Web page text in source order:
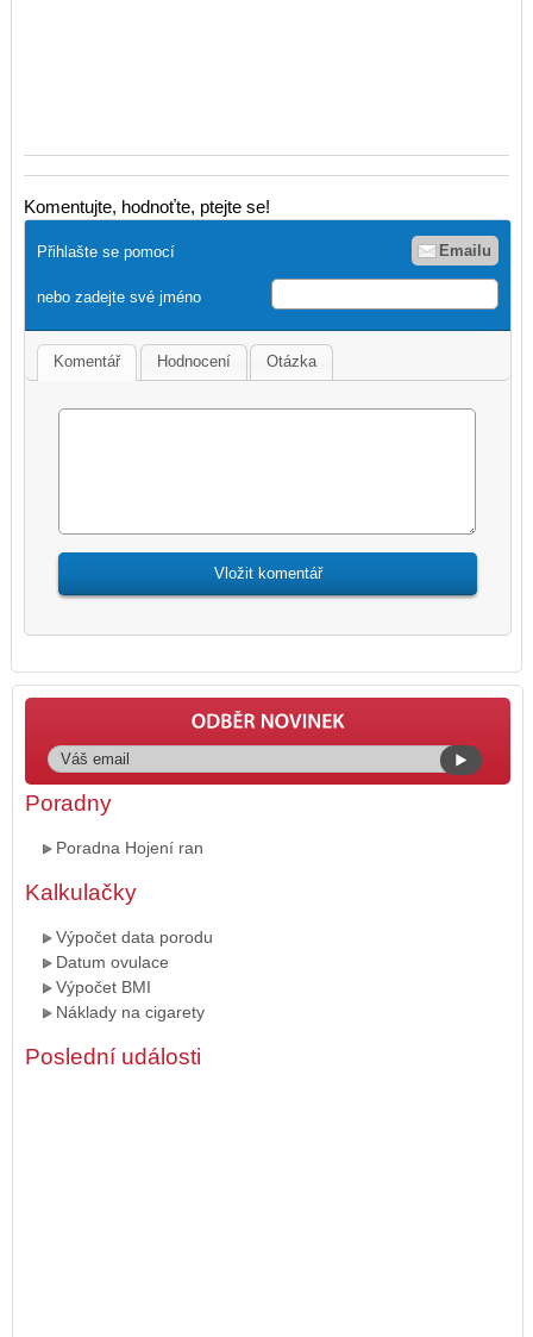
Komentujte, hodnoťte, ptejte se!
Přihlašte se pomocí Emailu
nebo zadejte své jméno
Komentář Hodnocení Otázka
Poradny
Poradna Hojení ran
Kalkulačky
Výpočet data porodu
Datum ovulace
Výpočet BMI
Náklady na cigarety
Poslední události